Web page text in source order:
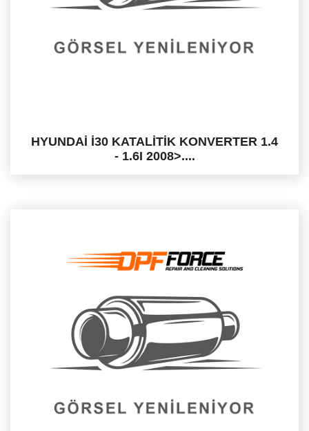
HYUNDAİ İ30 KATALİTİK KONVERTER 1.4
- 1.6I 2008>....